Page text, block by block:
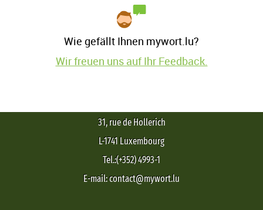
Wie gefällt Ihnen mywort.lu?
Wir freuen uns auf Ihr Feedback.
31, rue de Hollerich
L-1741 Luxembourg
Tel.:(+352) 4993-1
E-mail: contact@mywort.lu